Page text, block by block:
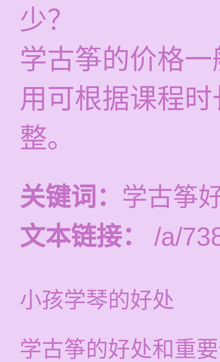
少？
学古筝的价格
用可根据课程
整。
关键词： 学古筝
文本链接：
/a/
小孩学琴的好处
学古筝的好处和重